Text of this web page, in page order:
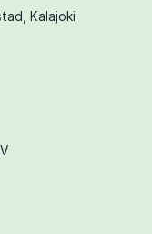
Kalajoki